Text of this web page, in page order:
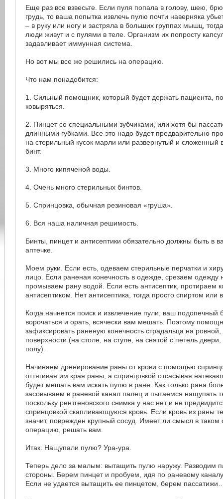
Еще раз все взвесьте. Если пуля попала в голову, шею,
грудь, то ваша попытка извлечь пулю почти наверняка
– в руку или ногу и застряла в больших группах мышц,
люди живут и с пулями в теле. Организм их попросту
задавливает иммунная система.
Но вот мы все же решились на операцию.
Что нам понадобится:
1. Сильный помощник, который будет держать пациента,
ковыряться.
2. Пинцет со специальными зубчиками, или хотя бы
длинными губками. Все это надо будет предварительно
на стерильный кусок марли или развернутый и сложенный
бинт.
3. Много кипяченой воды.
4. Очень много стерильных бинтов.
5. Спринцовка, обычная резиновая «груша».
6. Вся наша наличная решимость.
Бинты, пинцет и антисептики обязательно должны быть в
аптечке.
Моем руки. Если есть, одеваем стерильные перчатки и
лицо. Если раненая конечность в одежде, срезаем одежду
промываем рану водой. Если есть антисептик, протираем
антисептиком. Нет антисептика, тогда просто спиртом или
Когда начнется поиск и извлечение пули, ваш подопечный
ворочаться и орать, всячески вам мешать. Поэтому
зафиксировать раненую конечность страдальца на
поверхности (на столе, на стуле, на снятой с петель
полу).
Начинаем дренирование раны от крови с помощью
оттягивая им края раны, а спринцовкой отсасывая
будет мешать вам искать пулю в ране. Как только рана
засовываем в раневой канал палец и пытаемся нащупать
поскольку рентгеновского снимка у нас нет и не
спринцовкой скапливающуюся кровь. Если кровь из раны
значит, поврежден крупный сосуд. Имеет ли смысл в таком
операцию, решать вам.
Итак. Нащупали пулю? Ура-ура.
Теперь дело за малым: вытащить пулю наружу. Разводим
стороны. Берем пинцет и пробуем, идя по раневому
Если не удается вытащить ее пинцетом, берем